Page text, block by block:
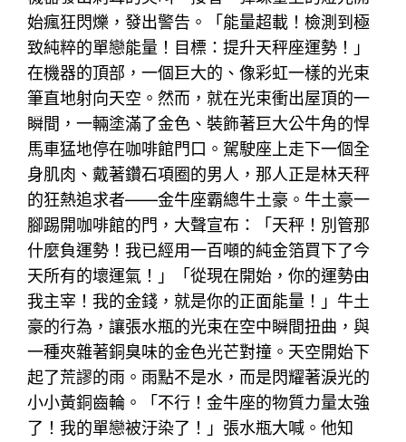
始瘋狂閃爍，發出警告。「能量超載！檢測到極
致純粹的單戀能量！目標：提升天秤座運勢！」
在機器的頂部，一個巨大的、像彩虹一樣的光束
筆直地射向天空。然而，就在光束衝出屋頂的一
瞬間，一輛塗滿了金色、裝飾著巨大公牛角的悍
馬車猛地停在咖啡館門口。駕駛座上走下一個全
身肌肉、戴著鑽石項圈的男人，那人正是林天秤
的狂熱追求者——金牛座霸總牛土豪。牛土豪一
腳踢開咖啡館的門，大聲宣布：「天秤！別管那
什麼負運勢！我已經用一百噸的純金箔買下了今
天所有的壞運氣！」「從現在開始，你的運勢由
我主宰！我的金錢，就是你的正面能量！」牛土
豪的行為，讓張水瓶的光束在空中瞬間扭曲，與
一種夾雜著銅臭味的金色光芒對撞。天空開始下
起了荒謬的雨。雨點不是水，而是閃耀著淚光的
小小黃銅齒輪。「不行！金牛座的物質力量太強
了！我的單戀被汙染了！」張水瓶大喊。他知